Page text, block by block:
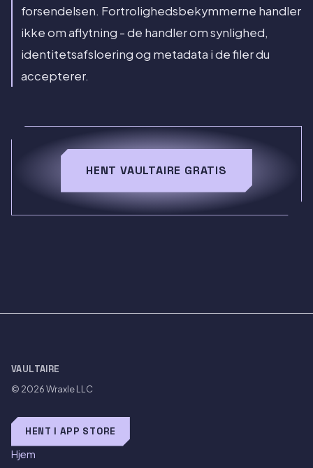
forsendelsen. Fortrolighedsbekymmerne handler
ikke om aflytning - de handler om synlighed,
identitetsafsloering og metadata i de filer du
accepterer.
HENT VAULTAIRE GRATIS
VAULTAIRE
© 2026Wraxle LLC
HENT I APP STORE
Hjem